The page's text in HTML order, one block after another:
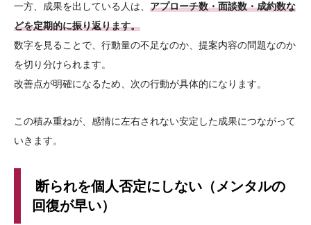
一方、成果を出している人は、 アプローチ数・面談数・成約数な
どを定期的に振り返ります。
数字を見ることで、行動量の不足なのか、提案内容の問題なのか
を切り分けられます。
改善点が明確になるため、次の行動が具体的になります。
この積み重ねが、感情に左右されない安定した成果につながって
いきます。
断られを個人否定にしない（メンタルの
回復が早い）